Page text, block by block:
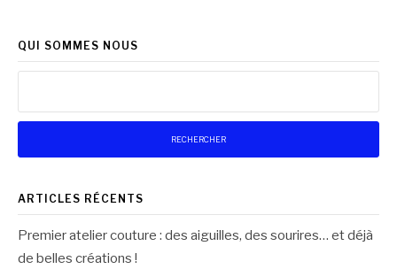
QUI SOMMES NOUS
ARTICLES RÉCENTS
Premier atelier couture : des aiguilles, des sourires… et déjà
de belles créations !